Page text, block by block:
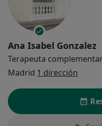
Ana Isabel Gonzalez
Terapeuta
Madrid 1 dirección